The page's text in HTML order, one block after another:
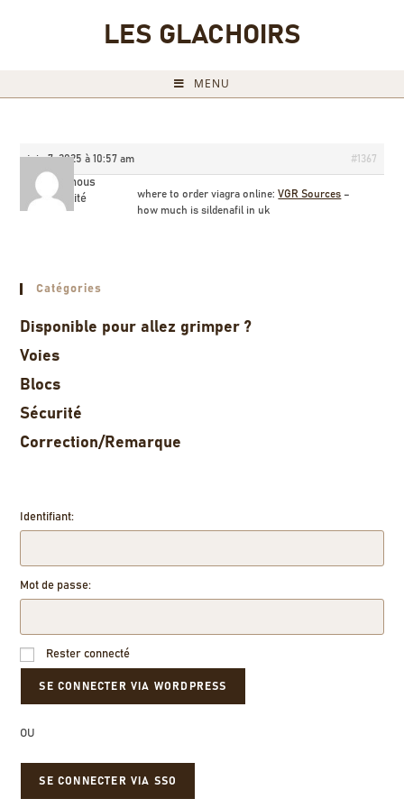
LES GLACHOIRS
MENU
juin 7, 2025 à 10:57 am #1367
Billyamous
Invité
where to order viagra online:VGR Sources –
how much is sildenafil in uk
Catégories
Disponible pour allez grimper ?
Voies
Blocs
Sécurité
Correction/Remarque
Identifiant:
Mot de passe:
Rester connecté
OU
SE CONNECTER VIA SSO